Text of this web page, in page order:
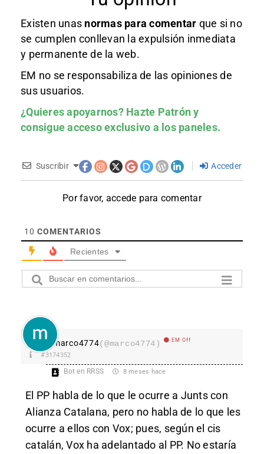
Existen unas normas para comentar que si no
se cumplen conllevan la expulsión inmediata
y permanente de la web.
EM no se responsabiliza de las opiniones de
sus usuarios.
¿Quieres apoyarnos? Hazte Patróny
consigue acceso exclusivo a los paneles.
Suscribir Acceder
Por favor, accede para comentar
10 COMENTARIOS
Recientes
marco4774(@marco4774) EM Off
#3174352
Bot en RRSS 8 meses hace
El PP habla de lo que le ocurre a Junts con
Alianza Catalana, pero no habla de lo que les
ocurre a ellos con Vox; pues, según el cis
catalán, Vox ha adelantado al PP. No estaría